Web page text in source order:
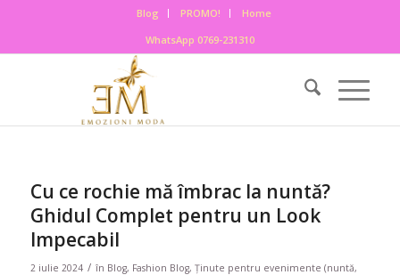
Blog PROMO!
Home
WhatsApp 0769-231310
Cu ce rochie mă îmbrac la nuntă?
Ghidul Complet pentru un Look
Impecabil
2 iulie 2024 / în Blog, Fashion Blog, Ținute pentru evenimente (nuntă,